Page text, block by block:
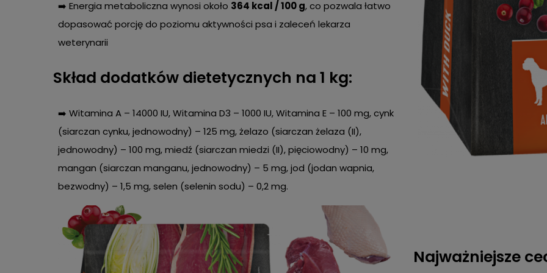
➡️ Energia metaboliczna wynosi około 364 kcal / 100 g, co pozwala łatwo
dopasować porcję do poziomu aktywności psa i zaleceń lekarza
weterynarii
Skład dodatków dietetycznych na 1 kg:
➡️ Witamina A – 14000 IU, Witamina D3 – 1000 IU, Witamina E – 100 mg, cynk
(siarczan cynku, jednowodny) – 125 mg, żelazo (siarczan żelaza (II),
jednowodny) – 100 mg, miedź (siarczan miedzi (II), pięciowodny) – 10 mg,
mangan (siarczan manganu, jednowodny) – 5 mg, jod (jodan wapnia,
bezwodny) – 1,5 mg, selen (selenin sodu) – 0,2 mg.
Najważniejsze